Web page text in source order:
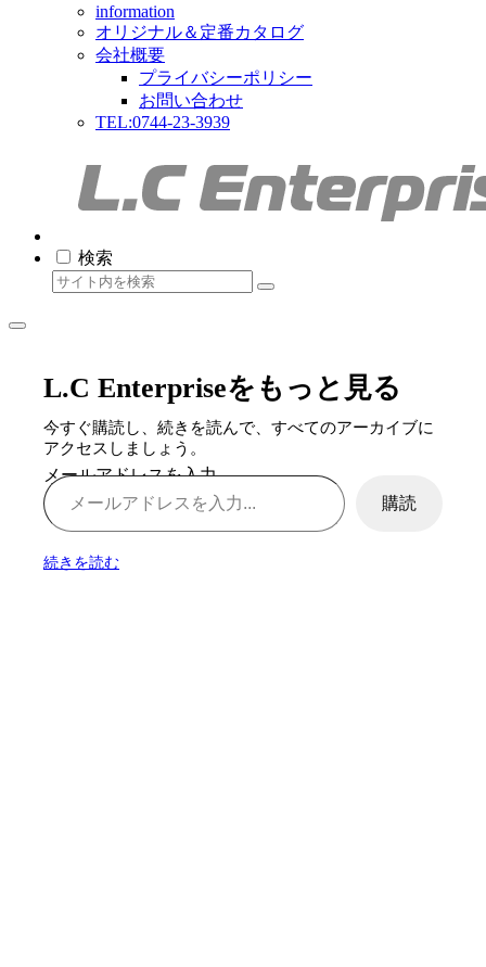
information
オリジナル＆定番カタログ
会社概要
プライバシーポリシー
お問い合わせ
TEL:0744-23-3939
検索
L.C Enterpriseをもっと見る
今すぐ購読し、続きを読んで、すべてのアーカイブに
アクセスしましょう。
メールアドレスを入力...
購読
続きを読む